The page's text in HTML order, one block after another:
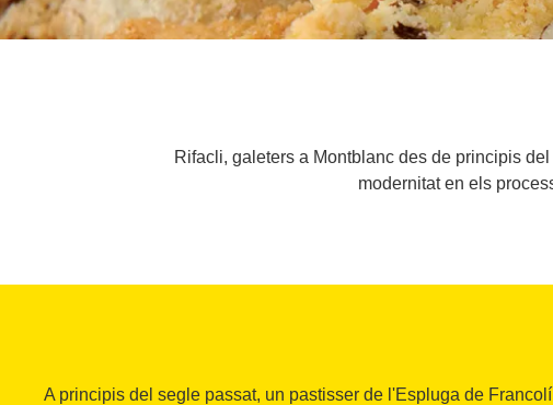
Rifacli, galeters a Montblanc des de principis
modernitat en els
A principis del segle passat, un pastisser de l'Espluga de